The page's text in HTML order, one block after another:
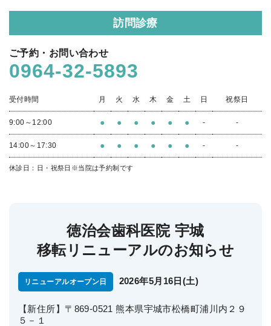
訪問診療
ご予約・お問い合わせ
0964-32-5893
受付時間 月 火 水 木 金 土 日 祝祭日
9:00～12:00 ● ● ● ● ● ● - -
14:00～17:30 ● ● ● ● ● ● - -
休診日：日・祝祭日 ※当院は予約制です
徳治会歯科医院 宇城
移転リニューアルのお知らせ
リニューアルオープン日 2026年5月16日(土)
【新住所】〒869-0521 熊本県宇城市松橋町浦川内２９
５－１